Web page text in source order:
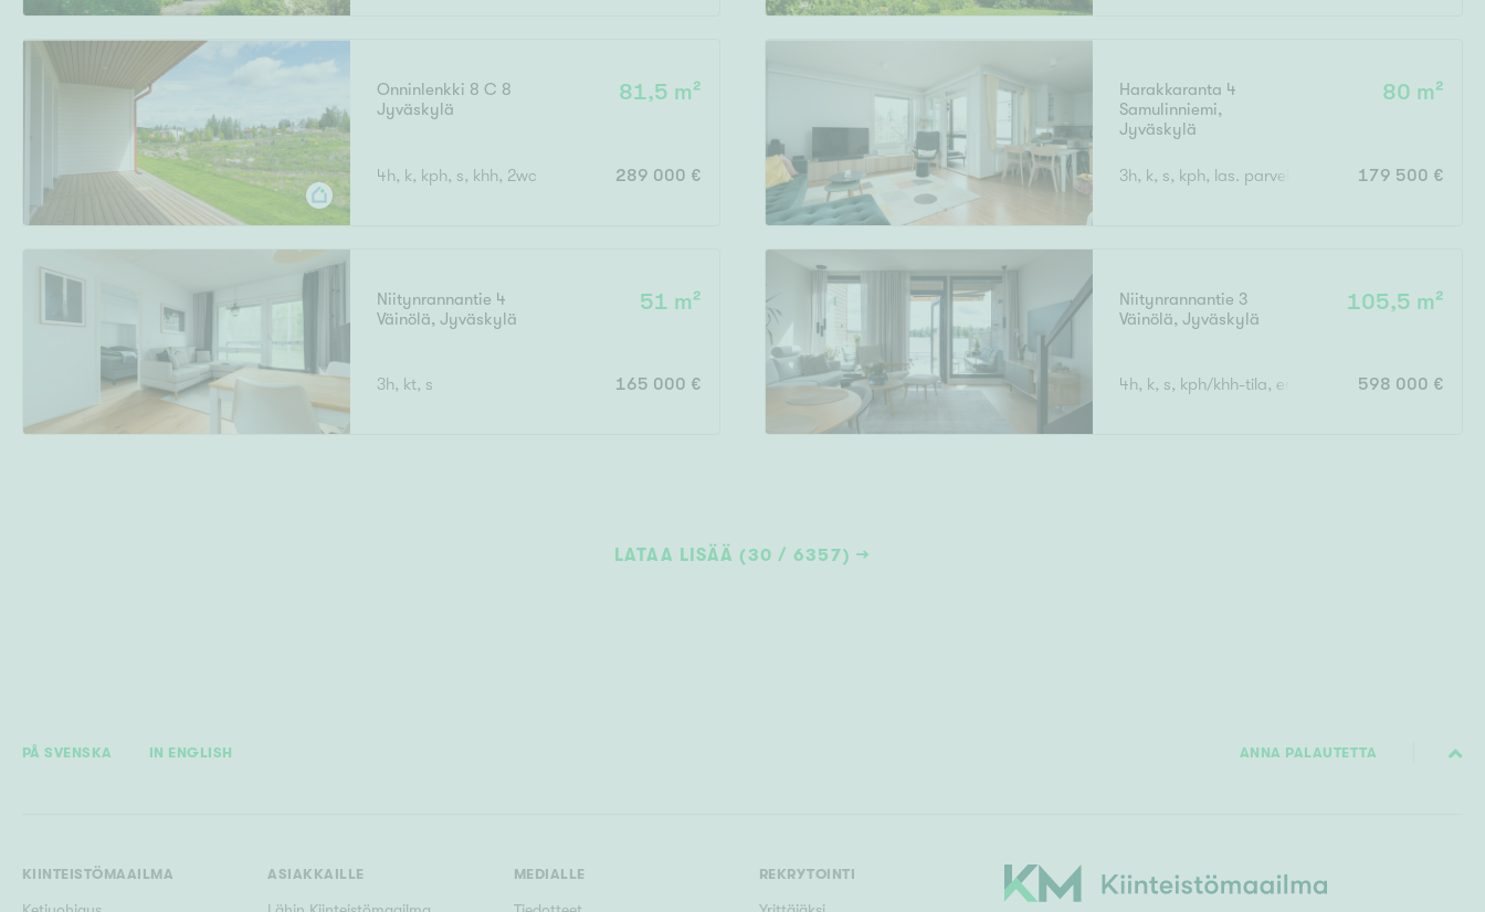
Onninlenkki 8 C 8
Jyväskylä
81,5 m²
4h, k, kph, s, khh, 2wc 289 000 €
Harakkaranta 4
Samulinniemi,
Jyväskylä
80 m²
3h, k, s, kph, las. parveke 179 500 €
Niitynrannantie 4
Väinölä,Jyväskylä
51 m²
3h, kt, s 165 000 €
Niitynrannantie 3
Väinölä,Jyväskylä
105,5 m²
4h, k, s, kph/khh-tila, erill. wc, vh, las. parveke
598 000 €
LATAA LISÄÄ (30 / 6357)
PÅ SVENSKA IN ENGLISH ANNA PALAUTETTA
KIINTEISTÖMAAILMA ASIAKKAILLE MEDIALLE REKRYTOINTI